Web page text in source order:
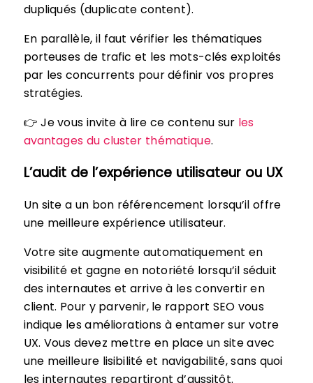
dupliqués (duplicate content).
En parallèle, il faut vérifier les thématiques
porteuses de trafic et les mots-clés exploités
par les concurrents pour définir vos propres
stratégies.
👉 Je vous invite à lire ce contenu sur les
avantages du cluster thématique.
L’audit de l’expérience utilisateur ou UX
Un site a un bon référencement lorsqu’il offre
une meilleure expérience utilisateur.
Votre site augmente automatiquement en
visibilité et gagne en notoriété lorsqu’il séduit
des internautes et arrive à les convertir en
client. Pour y parvenir, le rapport SEO vous
indique les améliorations à entamer sur votre
UX. Vous devez mettre en place un site avec
une meilleure lisibilité et navigabilité, sans quoi
les internautes repartiront d’aussitôt.